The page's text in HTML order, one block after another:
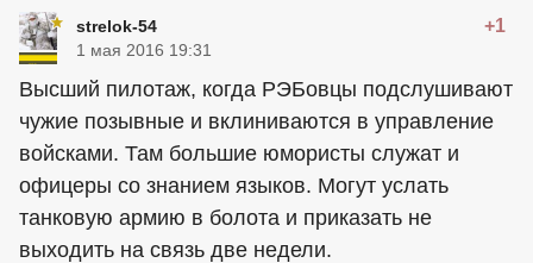
strelok-54 +1
1 мая 2016 19:31
Высший пилотаж, когда РЭБовцы подслушивают
чужие позывные и вклиниваются в управление
войсками. Там большие юмористы служат и
офицеры со знанием языков. Могут услать
танковую армию в болота и приказать не
выходить на связь две недели.